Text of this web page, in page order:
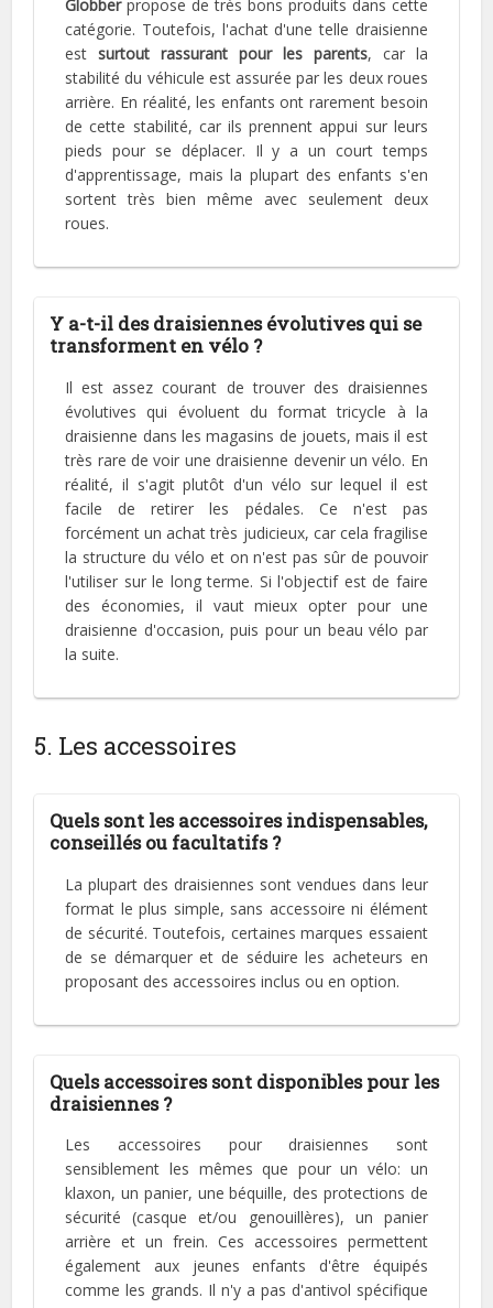
Globberpropose de très bons produits dans cette
catégorie. Toutefois, l'achat d'une telle draisienne
estsurtout rassurant pour les parents, car la
stabilité du véhicule est assurée par les deux roues
arrière. En réalité, les enfants ont rarement besoin
de cette stabilité, car ils prennent appui sur leurs
pieds pour se déplacer. Il y a un court temps
d'apprentissage, mais la plupart des enfants s'en
sortent très bien même avec seulement deux
roues.
Y a-t-il des draisiennes évolutives qui se
transforment en vélo ?
Il est assez courant de trouver des draisiennes
évolutives qui évoluent du format tricycle à la
draisienne dans les magasins de jouets, mais il est
très rare de voir une draisienne devenir un vélo. En
réalité, il s'agit plutôt d'un vélo sur lequel il est
facile de retirer les pédales. Ce n'est pas
forcément un achat très judicieux, car cela fragilise
la structure du vélo et on n'est pas sûr de pouvoir
l'utiliser sur le long terme. Si l'objectif est de faire
des économies, il vaut mieux opter pour une
draisienne d'occasion, puis pour un beau vélo par
la suite.
5. Les accessoires
Quels sont les accessoires indispensables,
conseillés ou facultatifs ?
La plupart des draisiennes sont vendues dans leur
format le plus simple, sans accessoire ni élément
de sécurité. Toutefois, certaines marques essaient
de se démarquer et de séduire les acheteurs en
proposant des accessoires inclus ou en option.
Quels accessoires sont disponibles pour les
draisiennes ?
Les accessoires pour draisiennes sont
sensiblement les mêmes que pour un vélo: un
klaxon, un panier, une béquille, des protections de
sécurité (casque et/ou genouillères), un panier
arrière et un frein. Ces accessoires permettent
également aux jeunes enfants d'être équipés
comme les grands. Il n'y a pas d'antivol spécifique